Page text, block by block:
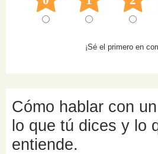
¡Sé el primero en
Cómo hablar con
lo que tú dices y lo
entiende.